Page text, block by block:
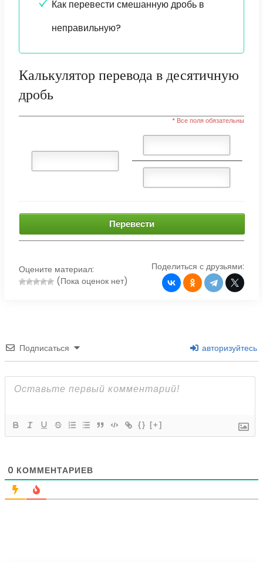
Как перевести смешанную дробь в
неправильную?
Калькулятор перевода в десятичную
дробь
* Все поля обязательны
Перевести
Оцените материал:
(Пока оценок нет)
Поделиться с друзьями:
Подписаться авторизуйтесь
{} [+]
0 КОММЕНТАРИЕВ